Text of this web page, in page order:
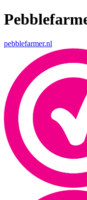
pebblefarmer.nl